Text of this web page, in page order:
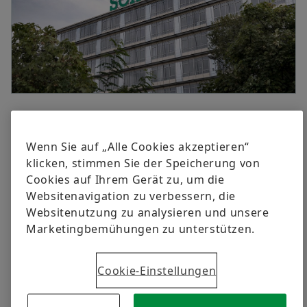
Digitale Lösungen
Markenschutz
Events & Formula Student
Newsletter
Termine & Veranstaltungen
Leiter Globale Kommunikation & Branding
Schaeffler AG
Herzogenaurach
+49 9132 82-5000
presse@schaeffler.com
Jetzt bestellen
Debüt-Schuldschein im Gesamtvolumen von rund
350 Millionen Euro in schwierigem Marktumfeld
platziert
Schuldschein umfasst grüne Tranchen zur
Refinanzierung eines Portfolios von nachhaltigen
Der weltweit tätige Automobil- und Industriezulieferer
Schaeffler hat erstmals ein Schuldscheindarlehen
Wenn Sie auf „Alle Cookies akzeptieren“
klicken, stimmen Sie der Speicherung von
Cookies auf Ihrem Gerät zu, um die
Websitenavigation zu verbessern, die
Websitenutzung zu analysieren und unsere
Marketingbemühungen zu unterstützen.
Cookie-Einstellungen